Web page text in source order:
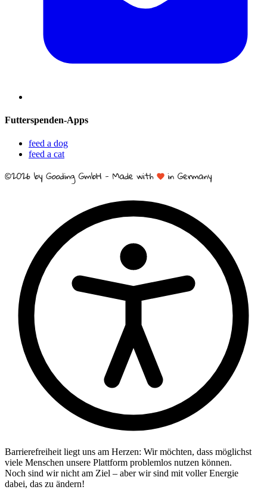
Futterspenden-Apps
feed a dog
feed a cat
Barrierefreiheit liegt uns am Herzen: Wir möchten, dass möglichst
viele Menschen unsere Plattform problemlos nutzen können.
Noch sind wir nicht am Ziel – aber wir sind mit voller Energie
dabei, das zu ändern!